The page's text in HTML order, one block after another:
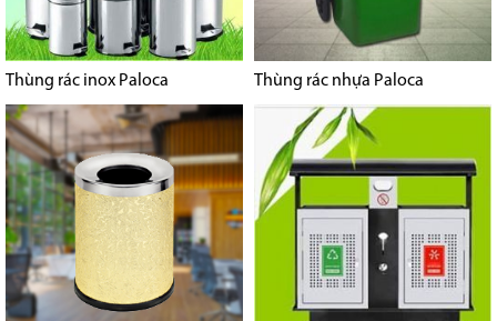
Thùng rác inox Paloca Thùng rác nhựa Paloca